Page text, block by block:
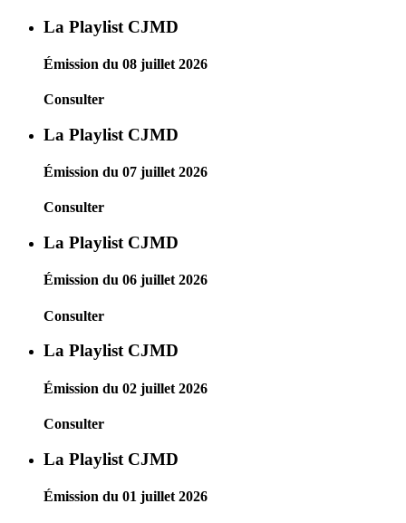
La Playlist CJMD
Émission du 08 juillet 2026
Consulter
La Playlist CJMD
Émission du 07 juillet 2026
Consulter
La Playlist CJMD
Émission du 06 juillet 2026
Consulter
La Playlist CJMD
Émission du 02 juillet 2026
Consulter
La Playlist CJMD
Émission du 01 juillet 2026